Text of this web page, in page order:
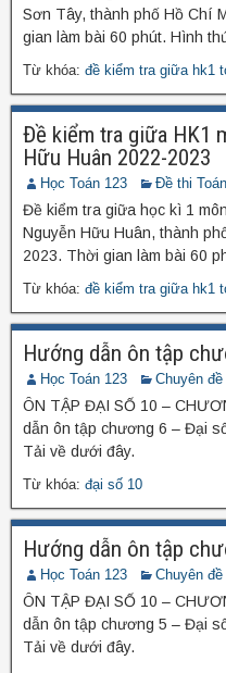
Sơn Tây, thành phố Hồ Chí
gian làm bài 60 phút. Hình
Từ khóa: đề kiểm tra giữa hk1
Đề kiểm tra giữa HK1
Hữu Huân 2022-2023
Học Toán 123 Đề thi
Đề kiểm tra giữa học kì 1
Nguyễn Hữu Huân, thành
2023. Thời gian làm bài 60
Từ khóa: đề kiểm tra giữa hk1
Hướng dẫn ôn tập
Học Toán 123 Chuyên
ÔN TẬP ĐẠI SỐ 10 –
dẫn ôn tập chương 6 – Đại
Tải về dưới đây.
Từ khóa: đại số 10
Hướng dẫn ôn tập
Học Toán 123 Chuyên
ÔN TẬP ĐẠI SỐ 10 –
dẫn ôn tập chương 5 – Đại
Tải về dưới đây.